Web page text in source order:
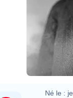
Né le :